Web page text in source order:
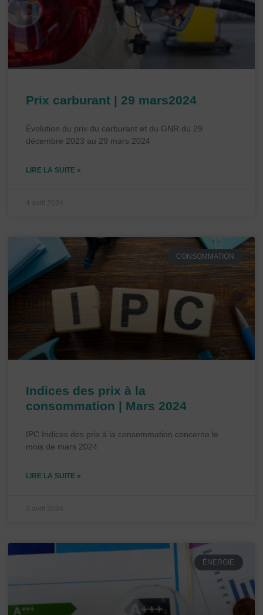
Prix carburant | 29 mars2024
Évolution du prix du carburant et du GNR du 29
décembre 2023 au 29 mars 2024
LIRE LA SUITE »
4 avril 2024
CONSOMMATION
Indices des prix à la
consommation | Mars 2024
IPC Indices des prix à la consommation concerne le
mois de mars 2024
LIRE LA SUITE »
2 avril 2024
ÉNERGIE